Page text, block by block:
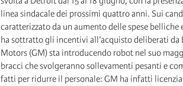
linea sindacale dei prossimi quattro anni. Sui
caratterizzato da un aumento delle spese
ha sottratto gli incentivi all’acquisto deliberati da
Motors (GM) sta introducendo robot nel suo
bracci che svolgeranno sollevamenti pesanti e
fatti per ridurre il personale: GM ha infatti